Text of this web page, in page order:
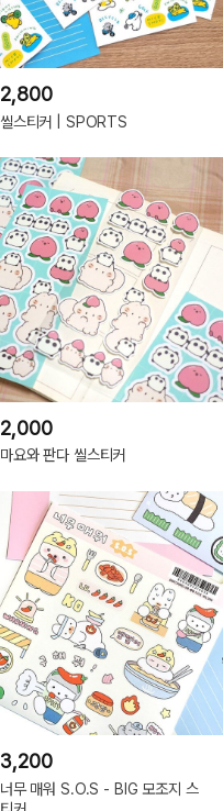
2,800
씰스티커 | SPORTS
2,000
마요와 판다 씰스티커
3,200
너무 매워 S.O.S - BIG 모조지 스